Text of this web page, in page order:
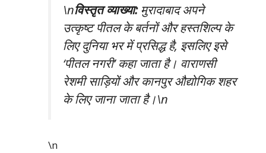
\nविस्तृत व्याख्या:मुरादाबाद अपने
उत्कृष्ट पीतल के बर्तनों और हस्तशिल्प के
लिए दुनिया भर में प्रसिद्ध है, इसलिए इसे
‘पीतल नगरी’ कहा जाता है। वाराणसी
रेशमी साड़ियों और कानपुर औद्योगिक शहर
के लिए जाना जाता है।\n
\n